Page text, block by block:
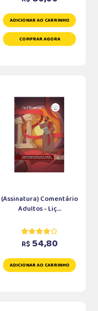
ADICIONAR AO CARRINHO
COMPRAR AGORA
(Assinatura) Comentário
Adultos - Liç...
R$ 54,80
ADICIONAR AO CARRINHO